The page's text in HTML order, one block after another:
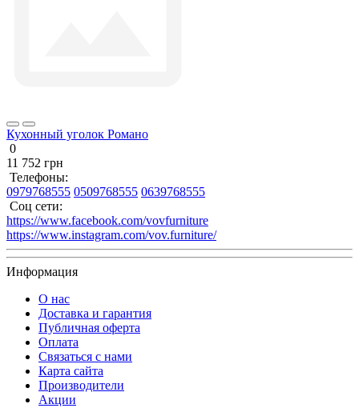
Кухонный уголок Романо
0
11 752 грн
Телефоны:
0979768555 0509768555 0639768555
Соц сети:
https://www.facebook.com/vovfurniture
https://www.instagram.com/vov.furniture/
Информация
О нас
Доставка и гарантия
Публичная оферта
Оплата
Связаться с нами
Карта сайта
Производители
Акции